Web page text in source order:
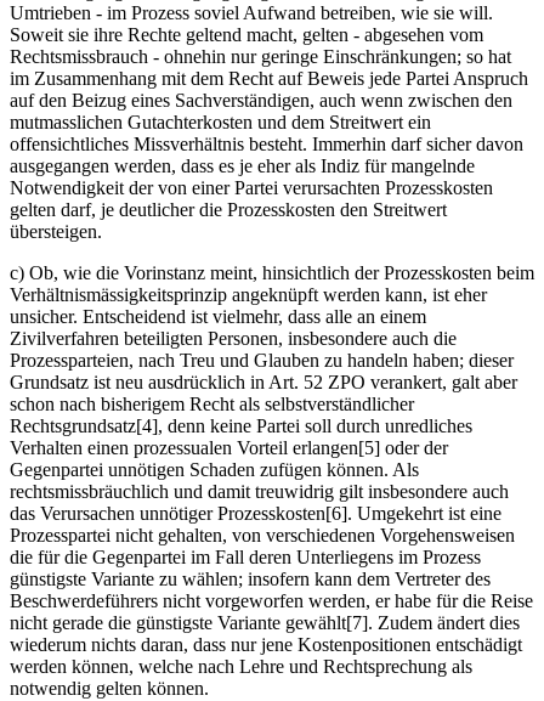
Umtrieben - im Prozess soviel Aufwand betreiben, wie sie will.
Soweit sie ihre Rechte geltend macht, gelten - abgesehen vom
Rechtsmissbrauch - ohnehin nur geringe Einschränkungen; so hat
im Zusammenhang mit dem Recht auf Beweis jede Partei Anspruch
auf den Beizug eines Sachverständigen, auch wenn zwischen den
mutmasslichen Gutachterkosten und dem Streitwert ein
offensichtliches Missverhältnis besteht. Immerhin darf sicher davon
ausgegangen werden, dass es je eher als Indiz für mangelnde
Notwendigkeit der von einer Partei verursachten Prozesskosten
gelten darf, je deutlicher die Prozesskosten den Streitwert
übersteigen.
c) Ob, wie die Vorinstanz meint, hinsichtlich der Prozesskosten beim
Verhältnismässigkeitsprinzip angeknüpft werden kann, ist eher
unsicher. Entscheidend ist vielmehr, dass alle an einem
Zivilverfahren beteiligten Personen, insbesondere auch die
Prozessparteien, nach Treu und Glauben zu handeln haben; dieser
Grundsatz ist neu ausdrücklich in Art. 52 ZPO verankert, galt aber
schon nach bisherigem Recht als selbstverständlicher
Rechtsgrundsatz[4], denn keine Partei soll durch unredliches
Verhalten einen prozessualen Vorteil erlangen[5] oder der
Gegenpartei unnötigen Schaden zufügen können. Als
rechtsmissbräuchlich und damit treuwidrig gilt insbesondere auch
das Verursachen unnötiger Prozesskosten[6]. Umgekehrt ist eine
Prozesspartei nicht gehalten, von verschiedenen Vorgehensweisen
die für die Gegenpartei im Fall deren Unterliegens im Prozess
günstigste Variante zu wählen; insofern kann dem Vertreter des
Beschwerdeführers nicht vorgeworfen werden, er habe für die Reise
nicht gerade die günstigste Variante gewählt[7]. Zudem ändert dies
wiederum nichts daran, dass nur jene Kostenpositionen entschädigt
werden können, welche nach Lehre und Rechtsprechung als
notwendig gelten können.